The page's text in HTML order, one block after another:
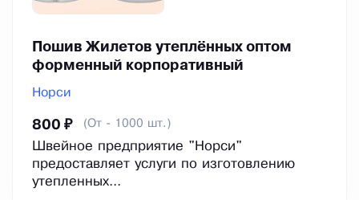
Пошив Жилетов утеплённых оптом
форменный корпоративный
Норси
800 ₽ (От - 1000 шт.)
Швейное предприятие "Норси"
предоставляет услуги по изготовлению
утепленных...